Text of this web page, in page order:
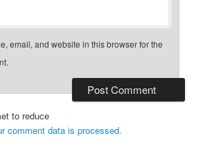
email, and website in this browser for the
to reduce
comment data is processed.